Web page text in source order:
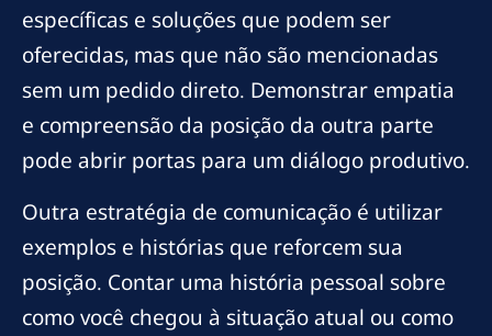
específicas e soluções que podem ser
oferecidas, mas que não são mencionadas
sem um pedido direto. Demonstrar empatia
e compreensão da posição da outra parte
pode abrir portas para um diálogo produtivo.
Outra estratégia de comunicação é utilizar
exemplos e histórias que reforcem sua
posição. Contar uma história pessoal sobre
como você chegou à situação atual ou como